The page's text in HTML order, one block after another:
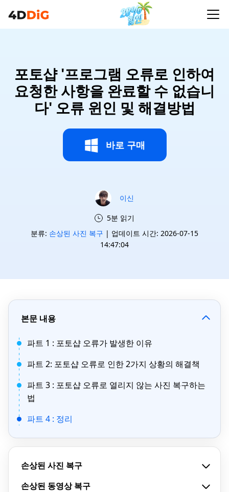
포토샵 '프로그램 오류로 인하여
요청한 사항을 완료할 수 없습니
다' 오류 윈인 및 해결방법
바로 구매
이신
5분 읽기
분류: 손상된 사진 복구 | 업데이트 시간: 2026-07-15
14:47:04
본문 내용
파트 1 : 포토샵 오류가 발생한 이유
파트 2: 포토샵 오류로 인한 2가지 상황의 해결책
파트 3 : 포토샵 오류로 열리지 않는 사진 복구하는
법
파트 4 : 정리
손상된 사진 복구
손상된 동영상 복구